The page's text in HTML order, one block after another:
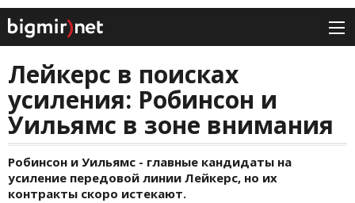
Лейкерс в поисках
усиления: Робинсон и
Уильямс в зоне внимания
Робинсон и Уильямс - главные кандидаты на
усиление передовой линии Лейкерс, но их
контракты скоро истекают.